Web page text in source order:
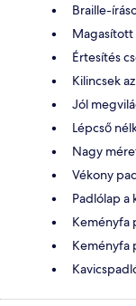
Braille-
Értesítés
Kilincsek
Jól
Lépcső
Nagy
Vékony
Padlólap a
Keményfa
Keményfa